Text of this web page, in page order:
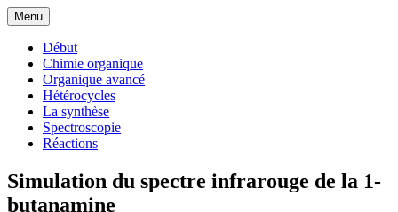
Menu
Début
Chimie organique
Organique avancé
Hétérocycles
La synthèse
Spectroscopie
Réactions
Simulation du spectre infrarouge de la 1-
butanamine